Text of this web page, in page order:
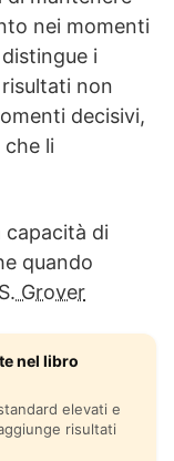
nei momenti
i
non
decisivi,
li
capacità di
quando
Grover
nel libro
elevati e
risultati